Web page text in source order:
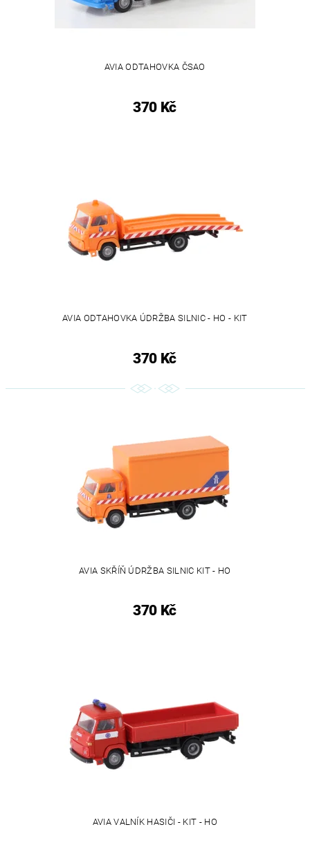
AVIA ODTAHOVKA ČSAO
370 Kč
AVIA ODTAHOVKA ÚDRŽBA SILNIC - HO - KIT
370 Kč
AVIA SKŘÍŇ ÚDRŽBA SILNIC KIT - HO
370 Kč
AVIA VALNÍK HASIČI - KIT - HO